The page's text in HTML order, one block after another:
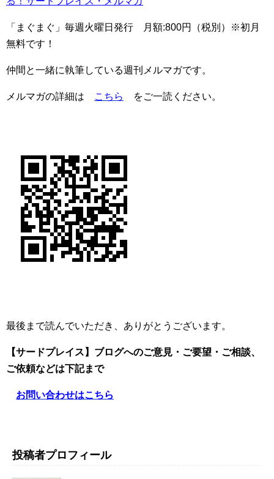
「まぐまぐ」毎週火曜日発行 月額:800円（税別）※初月
無料です！
仲間と一緒に執筆している週刊メルマガです。
メルマガの詳細は こちら をご一読ください。
最後まで読んでいただき、ありがとうございます。
【サードプレイス】ブログへのご意見・ご要望・ご相談、
ご依頼などは下記まで
お問い合わせはこちら
投稿者プロフィール